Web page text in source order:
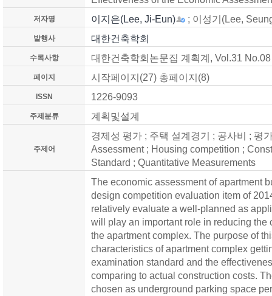
저자명 이지은(Lee, Ji-Eun) ; 이성기(Lee,
발행사 대한건축학회
수록사항 대한건축학회논문집 계획계, Vol.31
페이지 시작페이지(27) 총페이지(8)
ISSN 1226-9093
주제분류 계획및설계
주제어
경제성 평가 ; 주택 설계경기 ; 공사비 ; 평
Assessment ; Housing competition ;
Standard ; Quantitative Measurements
The economic assessment of apartment
design competition evaluation item of
relatively evaluate a well-planned as
will play an important role in reducing the
the apartment complex. The purpose of
characteristics of apartment complex
examination standard and the
comparing to actual construction costs.
chosen as underground parking space